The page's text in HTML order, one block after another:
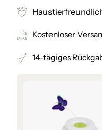
Kostenloser
14-tägiges